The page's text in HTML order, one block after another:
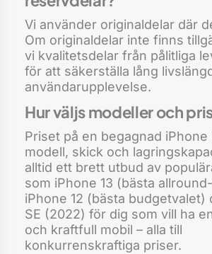
Vi använder originaldelar där
Om originaldelar inte finns
vi kvalitetsdelar från pålitliga
för att säkerställa lång
användarupplevelse.
Hur väljs modeller och
Priset på en begagnad iPhone
modell, skick och
alltid ett brett utbud av
som iPhone 13 (bästa
iPhone 12 (bästa budgetvalet)
SE (2022) för dig som vill ha
och kraftfull mobil – alla till
konkurrenskraftiga priser.